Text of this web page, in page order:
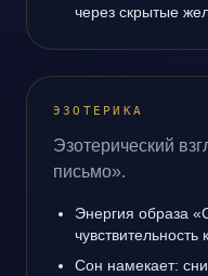
через скрытые
ЭЗОТЕРИКА
Эзотерический
письмо».
Энергия образа
Сон намекает: